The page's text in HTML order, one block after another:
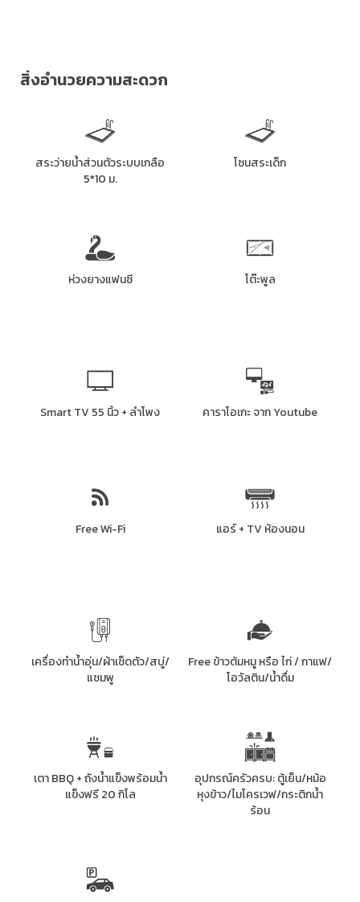
สิ่งอำนวยความสะดวก
สระว่ายน้ำส่วนตัวระบบเกลือ
5*10 ม.
โซนสระเด็ก
ห่วงยางแฟนซี โต๊ะพูล
Smart TV 55 นิ้ว + ลำโพง คาราโอเกะ จาก Youtube
Free Wi-Fi แอร์ + TV ห้องนอน
เครื่องทำน้ำอุ่น/ผ้าเช็ดตัว/สบู่/
แชมพู
Free ข้าวต้มหมู หรือ ไก่ / กาแฟ/
โอวัลติน/น้ำดื่ม
เตา BBQ + ถังน้ำแข็งพร้อมน้ำ
แข็งฟรี 20 กิโล
อุปกรณ์ครัวครบ: ตู้เย็น/หม้อ
หุงข้าว/ไมโครเวฟ/กระติกน้ำ
ร้อน